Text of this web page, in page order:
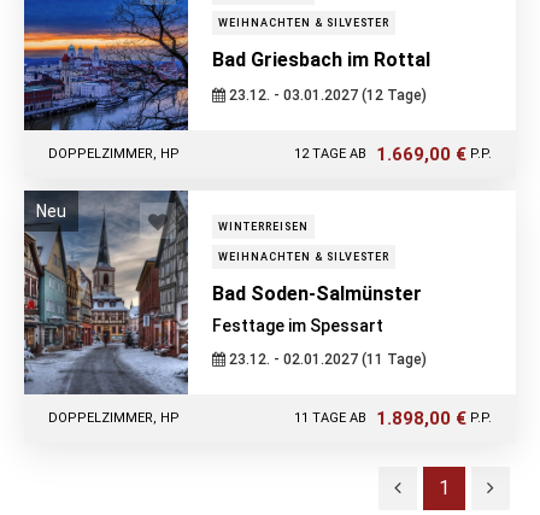
WEIHNACHTEN & SILVESTER
Bad Griesbach im Rottal
23.12. - 03.01.2027 (12 Tage)
12 TAGE AB 1.669,00 € P.P.
DOPPELZIMMER, HP
Neu
WINTERREISEN
WEIHNACHTEN & SILVESTER
Bad Soden-Salmünster
Festtage im Spessart
23.12. - 02.01.2027 (11 Tage)
11 TAGE AB 1.898,00 € P.P.
DOPPELZIMMER, HP
1